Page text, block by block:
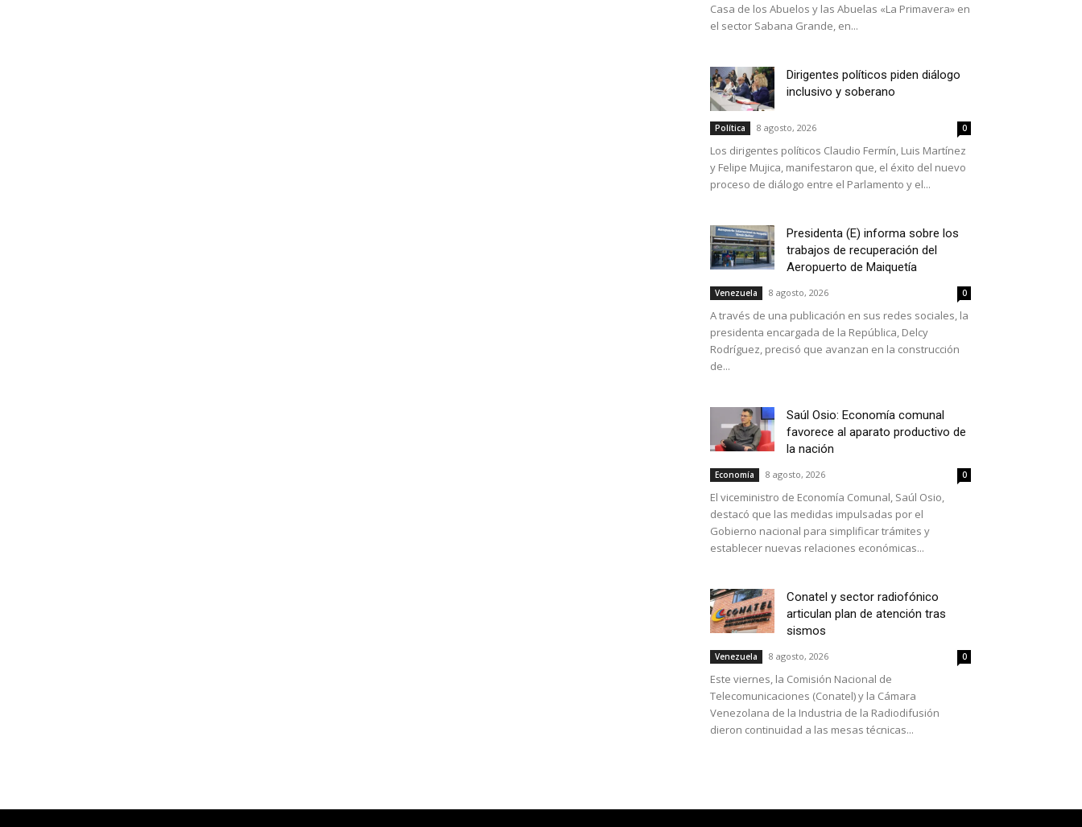
Casa de los Abuelos y las Abuelas «La Primavera» en
el sector Sabana Grande, en...
Dirigentes políticos piden diálogo
inclusivo y soberano
Política 8 agosto, 2026 0
Los dirigentes políticos Claudio Fermín, Luis Martínez
y Felipe Mujica, manifestaron que, el éxito del nuevo
proceso de diálogo entre el Parlamento y el...
Presidenta (E) informa sobre los
trabajos de recuperación del
Aeropuerto de Maiquetía
Venezuela 8 agosto, 2026 0
A través de una publicación en sus redes sociales, la
presidenta encargada de la República, Delcy
Rodríguez, precisó que avanzan en la construcción
de...
Saúl Osio: Economía comunal
favorece al aparato productivo de
la nación
Economía 8 agosto, 2026 0
El viceministro de Economía Comunal, Saúl Osio,
destacó que las medidas impulsadas por el
Gobierno nacional para simplificar trámites y
establecer nuevas relaciones económicas...
Conatel y sector radiofónico
articulan plan de atención tras
sismos
Venezuela 8 agosto, 2026 0
Este viernes, la Comisión Nacional de
Telecomunicaciones (Conatel) y la Cámara
Venezolana de la Industria de la Radiodifusión
dieron continuidad a las mesas técnicas...